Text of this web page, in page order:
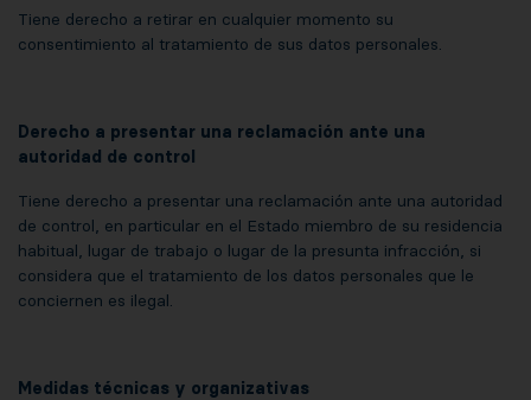
Tiene derecho a retirar en cualquier momento su
consentimiento al tratamiento de sus datos personales.
Derecho a presentar una reclamación ante una
autoridad de control
Tiene derecho a presentar una reclamación ante una autoridad
de control, en particular en el Estado miembro de su residencia
habitual, lugar de trabajo o lugar de la presunta infracción, si
considera que el tratamiento de los datos personales que le
conciernen es ilegal.
Medidas técnicas y organizativas